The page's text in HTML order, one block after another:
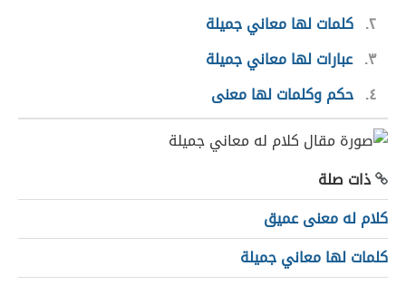
٢ كلمات لها معاني جميلة
٣ عبارات لها معاني جميلة
٤ حكم وكلمات لها معنى
ذات صلة
كلام له معنى عميق
كلمات لها معاني جميلة